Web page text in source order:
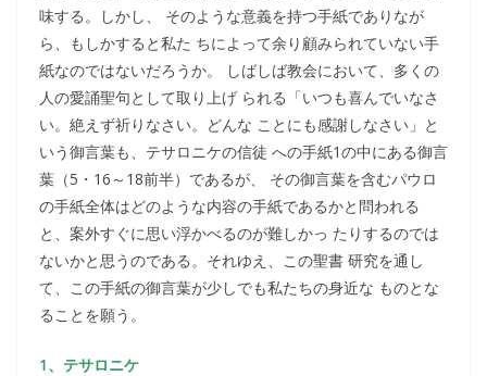
味する。しかし、 そのような意義を持つ手紙でありなが
ら、もしかすると私た ちによって余り顧みられていない手
紙なのではないだろうか。 しばしば教会において、多くの
人の愛誦聖句として取り上げ られる「いつも喜んでいなさ
い。絶えず祈りなさい。どんな ことにも感謝しなさい」と
いう御言葉も、テサロニケの信徒 への手紙1の中にある御言
葉（5・16～18前半）であるが、 その御言葉を含むパウロ
の手紙全体はどのような内容の手紙であるかと問われる
と、案外すぐに思い浮かべるのが難しかっ たりするのでは
ないかと思うのである。それゆえ、この聖書 研究を通し
て、この手紙の御言葉が少しでも私たちの身近な ものとな
ることを願う。
1、テサロニケ